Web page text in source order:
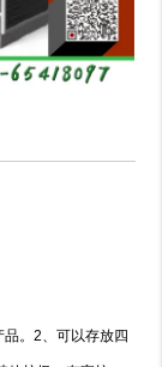
。2、可以存放四